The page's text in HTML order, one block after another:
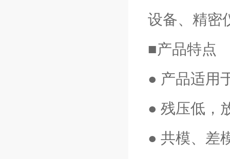
设备、精密
■产品特点
● 产品适用
● 残压低，
● 共模、差